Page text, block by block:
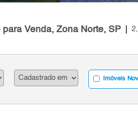
Venda, Zona Norte, SP
Imóveis